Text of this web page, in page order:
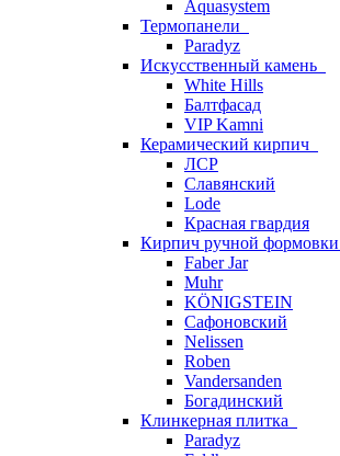
Aquasystem
Термопанели
Paradyz
Искусственный камень
White Hills
Балтфасад
VIP Kamni
Керамический кирпич
ЛСР
Славянский
Lode
Красная гвардия
Кирпич ручной формовки
Faber Jar
Muhr
KÖNIGSTEIN
Сафоновский
Nelissen
Roben
Vandersanden
Богадинский
Клинкерная плитка
Paradyz